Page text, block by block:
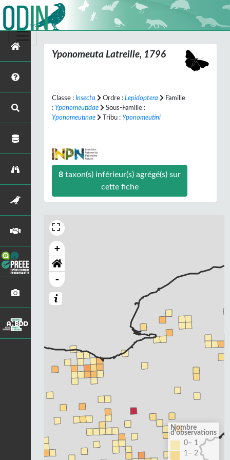
Yponomeuta Latreille, 1796
Classe : Insecta Ordre : Lepidoptera
Famille
: Yponomeutidae
Sous-Famille :
Yponomeutinae
Tribu : Yponomeutini
8taxon(s) inférieur(s) agrégé(s) sur
cette fiche
+
-
Nombre
d'observations
0– 1
1– 2